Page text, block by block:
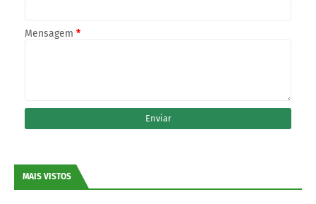
Mensagem *
MAIS VISTOS